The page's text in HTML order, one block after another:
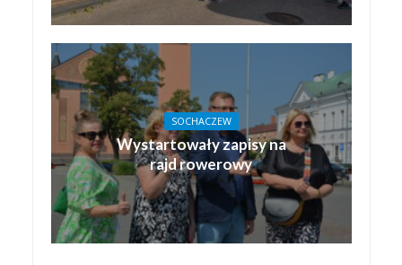
SOCHACZEW
Wystartowały zapisy na
rajd rowerowy